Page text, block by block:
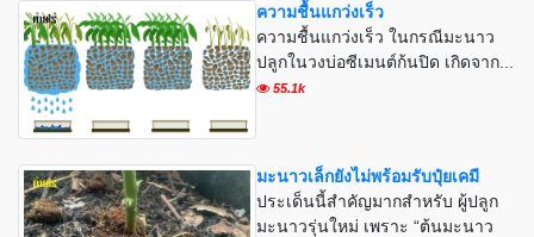
ความชื้นแกว่งเร็ว
ความชื้นแกว่งเร็ว ในกรณีมะนาว
ปลูกในวงบ่อซีเมนต์ก้นปิด เกิดจาก...
55.1k
มะนาวเล็กยังไม่พร้อมรับปุ๋ยเคมี
ประเด็นนี้สำคัญมากสำหรับ ผู้ปลูก
มะนาวรุ่นใหม่ เพราะ “ต้นมะนาว